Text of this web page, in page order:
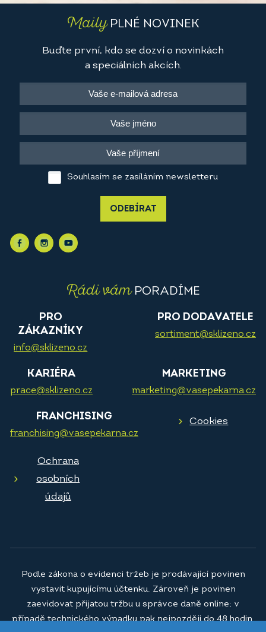
MailyPLNÉ NOVINEK
Buďte první, kdo se dozví o novinkách
a speciálních akcích.
Souhlasím se zasíláním newsletteru
ODEBÍRAT
Rádi vámPORADÍME
PRO
ZÁKAZNÍKY
info@sklizeno.cz
PRO DODAVATELE
sortiment@sklizeno.cz
KARIÉRA
prace@sklizeno.cz
MARKETING
marketing@vasepekarna.cz
FRANCHISING
franchising@vasepekarna.cz
Cookies
Ochrana
osobních
údajů
Podle zákona o evidenci tržeb je prodávající povinen
vystavit kupujícímu účtenku. Zároveň je povinen
zaevidovat přijatou tržbu u správce daně online; v
případě technického výpadku pak nejpozději do 48 hodin.